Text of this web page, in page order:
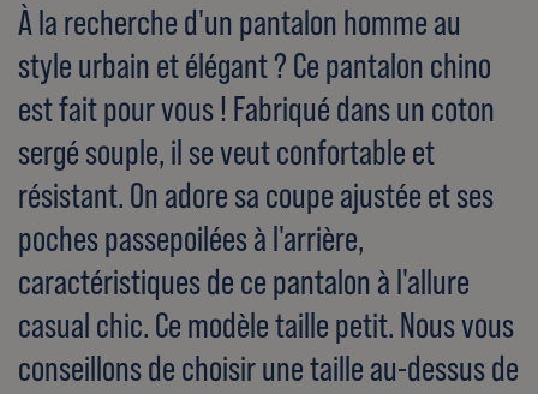
À la recherche d'un pantalon homme au
style urbain et élégant ? Ce pantalon chino
est fait pour vous ! Fabriqué dans un coton
sergé souple, il se veut confortable et
résistant. On adore sa coupe ajustée et ses
poches passepoilées à l'arrière,
caractéristiques de ce pantalon à l'allure
casual chic. Ce modèle taille petit. Nous vous
conseillons de choisir une taille au-dessus de